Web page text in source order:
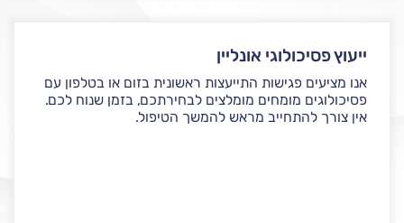
ייעוץ פסיכולוגי אונליין
אנו מציעים פגישות התייעצות ראשונית בזום או בטלפון עם
פסיכולוגים מומחים מומלצים לבחירתכם, בזמן שנוח לכם.
אין צורך להתחייב מראש להמשך הטיפול.